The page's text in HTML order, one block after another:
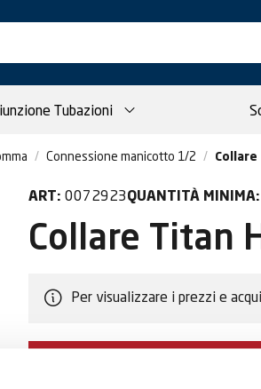
Tubazioni
Connessione manicotto 1/2
ART: 0072923QUANTITÀ MINIMA:
Collare Titan
Per visualizzare i prezzi e